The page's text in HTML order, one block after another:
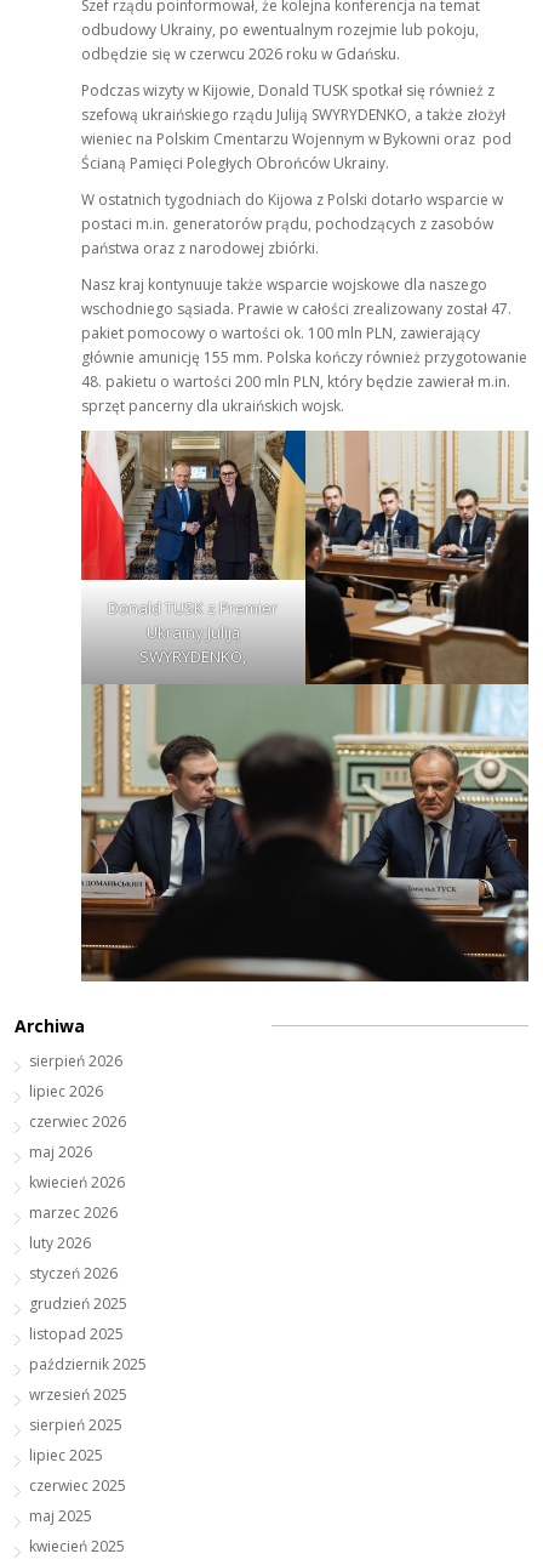
Szef rządu poinformował, że kolejna konferencja na temat
odbudowy Ukrainy, po ewentualnym rozejmie lub pokoju,
odbędzie się w czerwcu 2026 roku w Gdańsku.
Podczas wizyty w Kijowie, Donald TUSK spotkał się również z
szefową ukraińskiego rządu Juliją SWYRYDENKO, a także złożył
wieniec na Polskim Cmentarzu Wojennym w Bykowni oraz pod
Ścianą Pamięci Poległych Obrońców Ukrainy.
W ostatnich tygodniach do Kijowa z Polski dotarło wsparcie w
postaci m.in. generatorów prądu, pochodzących z zasobów
państwa oraz z narodowej zbiórki.
Nasz kraj kontynuuje także wsparcie wojskowe dla naszego
wschodniego sąsiada. Prawie w całości zrealizowany został 47.
pakiet pomocowy o wartości ok. 100 mln PLN, zawierający
głównie amunicję 155 mm. Polska kończy również przygotowanie
48. pakietu o wartości 200 mln PLN, który będzie zawierał m.in.
sprzęt pancerny dla ukraińskich wojsk.
Donald TUSK z Premier
Ukrainy Juliją
SWYRYDENKO,
Archiwa
sierpień 2026
lipiec 2026
czerwiec 2026
maj 2026
kwiecień 2026
marzec 2026
luty 2026
styczeń 2026
grudzień 2025
listopad 2025
październik 2025
wrzesień 2025
sierpień 2025
lipiec 2025
czerwiec 2025
maj 2025
kwiecień 2025